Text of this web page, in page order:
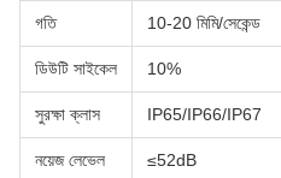
গতি 10-20 মিমি/সেকেন্ড
ডিউটি ​​সাইকেল 10%
সুরক্ষা ক্লাস IP65/IP66/IP67
নয়েজ লেভেল ≤52dB